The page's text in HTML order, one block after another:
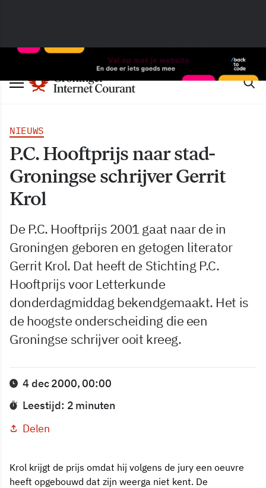
NIEUWS
P.C. Hooftprijs naar stad-
Groningse schrijver Gerrit
Krol
De P.C. Hooftprijs 2001 gaat naar de in
Groningen geboren en getogen literator
Gerrit Krol. Dat heeft de Stichting P.C.
Hooftprijs voor Letterkunde
donderdagmiddag bekendgemaakt. Het is
de hoogste onderscheiding die een
Groningse schrijver ooit kreeg.
4 dec 2000, 00:00
Leestijd: 2 minuten
Delen
Krol krijgt de prijs omdat hij volgens de jury een oeuvre
heeft opgebouwd dat zijn weerga niet kent. De